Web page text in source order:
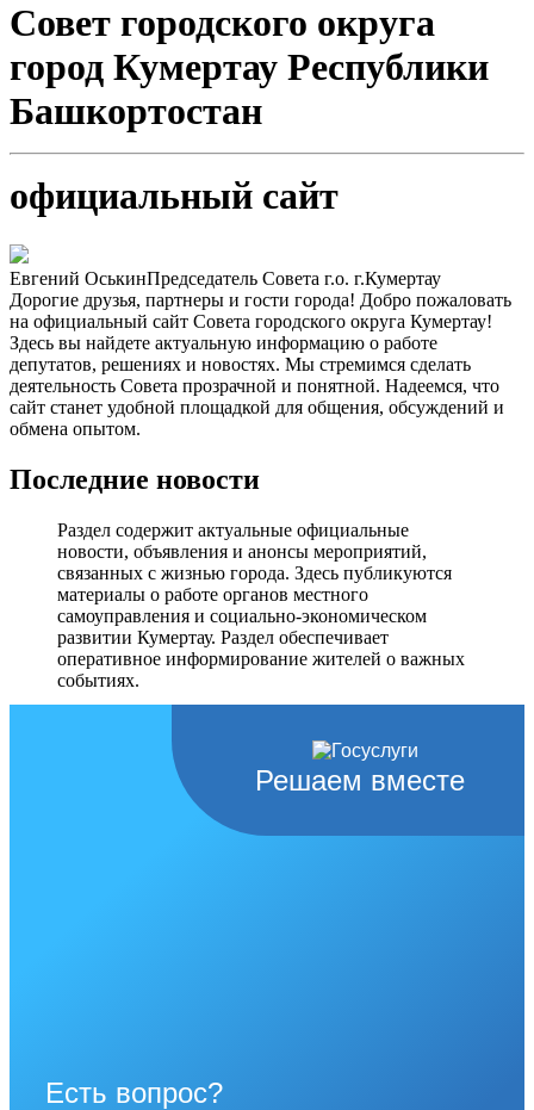
Совет городского округа
город Кумертау Республики
Башкортостан
официальный сайт
Евгений ОськинПредседатель Совета г.о. г.Кумертау
Дорогие друзья, партнеры и гости города! Добро пожаловать
на официальный сайт Совета городского округа Кумертау!
Здесь вы найдете актуальную информацию о работе
депутатов, решениях и новостях. Мы стремимся сделать
деятельность Совета прозрачной и понятной. Надеемся, что
сайт станет удобной площадкой для общения, обсуждений и
обмена опытом.
Последние новости
Раздел содержит актуальные официальные
новости, объявления и анонсы мероприятий,
связанных с жизнью города. Здесь публикуются
материалы о работе органов местного
самоуправления и социально-экономическом
развитии Кумертау. Раздел обеспечивает
оперативное информирование жителей о важных
событиях.
Решаем вместе
Есть вопрос?